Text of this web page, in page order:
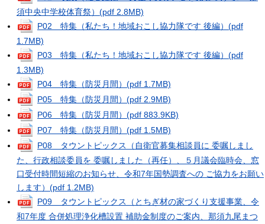
須中央中学校体育祭） (pdf 2.8MB)
P02 特集（私たち！地域おこし協力隊です 後編） (pdf
1.7MB)
P03 特集（私たち！地域おこし協力隊です 後編） (pdf
1.3MB)
P04 特集（防災月間） (pdf 1.7MB)
P05 特集（防災月間） (pdf 2.9MB)
P06 特集（防災月間） (pdf 883.9KB)
P07 特集（防災月間） (pdf 1.5MB)
P08 タウントピックス（自衛官募集相談員に 委嘱しまし
た、行政相談委員を 委嘱しました（再任）、５月議会臨時会、窓
口受付時間短縮のお知らせ、令和7年国勢調査への ご協力をお願い
します） (pdf 1.2MB)
P09 タウントピックス（とちぎ材の家づくり支援事業、令
和7年度 合併処理浄化槽設置 補助金制度のご案内、那須九尾まつ